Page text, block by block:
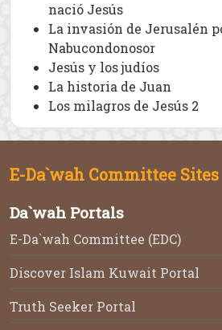
nació Jesús
La invasión de Jerusalén
Nabucondonosor
Jesús y los judíos
La historia de Juan
Los milagros de Jesús 2
E-Da`wah Committee Sites
Da`wah Portals
E-Da`wah Committee (EDC)
Discover Islam Kuwait Portal
Truth Seeker Portal